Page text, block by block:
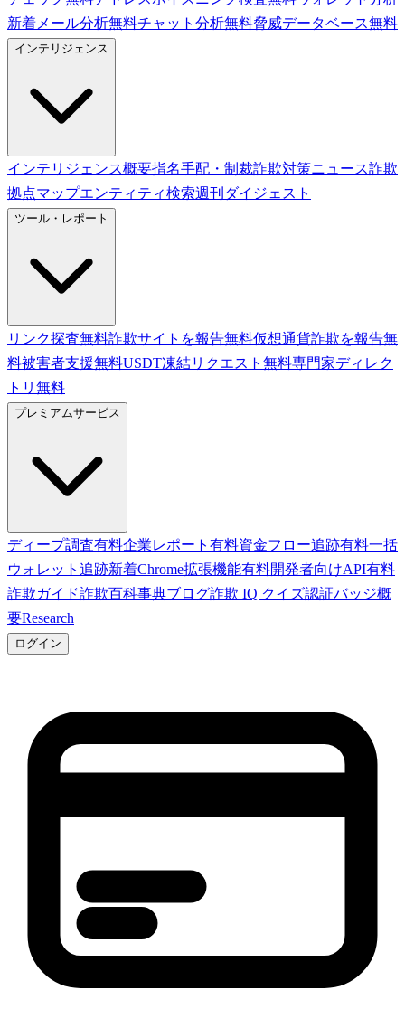
新着 メール分析無料チャット分析無料脅威データベース無料
インテリジェンス
インテリジェンス概要指名手配・制裁詐欺対策ニュース詐欺
拠点マップエンティティ検索週刊ダイジェスト
ツール・レポート
リンク探査無料詐欺サイトを報告無料仮想通貨詐欺を報告無
料被害者支援無料USDT凍結リクエスト 無料専門家ディレク
トリ 無料
プレミアムサービス
ディープ調査有料企業レポート 有料資金フロー追跡有料一括
ウォレット追跡新着Chrome拡張機能有料開発者向けAPI有料
詐欺ガイド詐欺百科事典ブログ詐欺 IQ クイズ認証バッジ概
要Research
ログイン